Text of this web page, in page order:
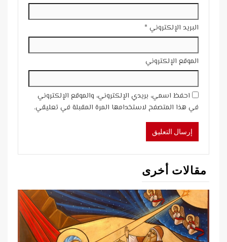
البريد الإلكتروني *
الموقع الإلكتروني
احفظ اسمي، بريدي الإلكتروني، والموقع الإلكتروني
في هذا المتصفح لاستخدامها المرة المقبلة في تعليقي.
مقالات أخرى